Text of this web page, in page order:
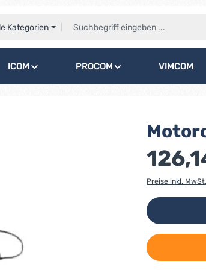
Kategorien
ICOM PROCOM VIMCOM
Preise inkl.